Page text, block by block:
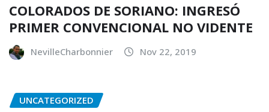
COLORADOS DE SORIANO: INGRESÓ
PRIMER CONVENCIONAL NO VIDENTE
NevilleCharbonnier Nov 22, 2019
UNCATEGORIZED